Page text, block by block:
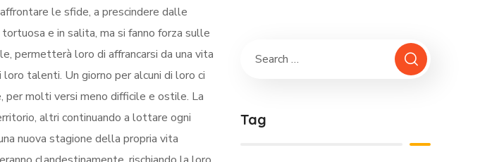
le sfide, a prescindere dalle
e in salita, ma si fanno forza sulle
permetterà loro di affrancarsi da una vita
talenti. Un giorno per alcuni di loro ci
per molti versi meno difficile e ostile. La
altri continuando a lottare ogni
nuova stagione della propria vita
Tag